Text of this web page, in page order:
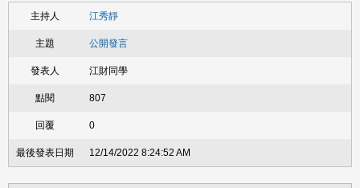
江秀靜
公開發言
江財同學
807
0
12/14/2022 8:24:52 AM